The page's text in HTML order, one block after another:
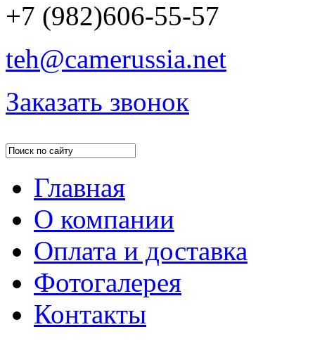
+7 (982)606-55-57
teh@camerussia.net
Заказать звонок
Главная
О компании
Оплата и доставка
Фотогалерея
Контакты